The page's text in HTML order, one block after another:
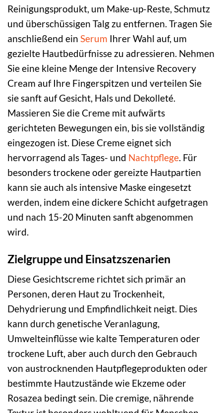
Reinigungsprodukt, um Make-up-Reste, Schmutz
und überschüssigen Talg zu entfernen. Tragen Sie
anschließend ein Serum Ihrer Wahl auf, um
gezielte Hautbedürfnisse zu adressieren. Nehmen
Sie eine kleine Menge der Intensive Recovery
Cream auf Ihre Fingerspitzen und verteilen Sie
sie sanft auf Gesicht, Hals und Dekolleté.
Massieren Sie die Creme mit aufwärts
gerichteten Bewegungen ein, bis sie vollständig
eingezogen ist. Diese Creme eignet sich
hervorragend als Tages- und Nachtpflege. Für
besonders trockene oder gereizte Hautpartien
kann sie auch als intensive Maske eingesetzt
werden, indem eine dickere Schicht aufgetragen
und nach 15-20 Minuten sanft abgenommen
wird.
Zielgruppe und Einsatzszenarien
Diese Gesichtscreme richtet sich primär an
Personen, deren Haut zu Trockenheit,
Dehydrierung und Empfindlichkeit neigt. Dies
kann durch genetische Veranlagung,
Umwelteinflüsse wie kalte Temperaturen oder
trockene Luft, aber auch durch den Gebrauch
von austrocknenden Hautpflegeprodukten oder
bestimmte Hautzustände wie Ekzeme oder
Rosazea bedingt sein. Die cremige, nährende